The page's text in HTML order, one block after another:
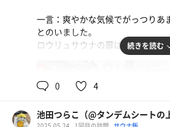
一言：爽やかな気候でがっつりあ
とのいました。
ロウリュサウナの扉はまだなおっ
続きを読む
0 4
池田つらこ（@タンデムシートの